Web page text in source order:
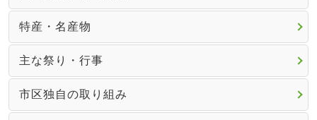
特産・名産物
主な祭り・行事
市区独自の取り組み